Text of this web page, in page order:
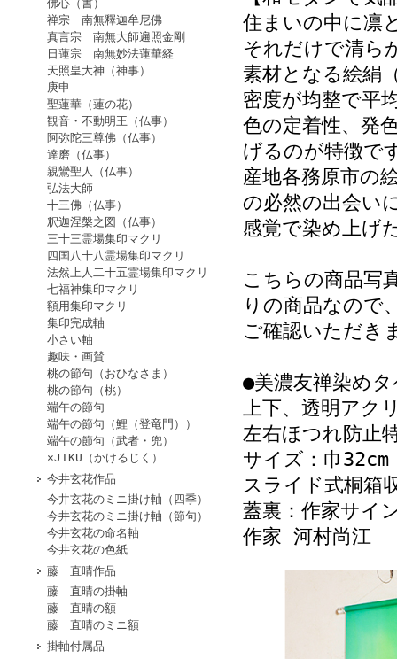
佛心（書）
禅宗 南無釋迦牟尼佛
真言宗 南無大師遍照金剛
日蓮宗 南無妙法蓮華経
天照皇大神（神事）
庚申
聖蓮華（蓮の花）
観音・不動明王（仏事）
阿弥陀三尊佛（仏事）
達磨（仏事）
親鸞聖人（仏事）
弘法大師
十三佛（仏事）
釈迦涅槃之図（仏事）
三十三霊場集印マクリ
四国八十八霊場集印マクリ
法然上人二十五霊場集印マクリ
七福神集印マクリ
額用集印マクリ
集印完成軸
小さい軸
趣味・画賛
桃の節句（おひなさま）
桃の節句（桃）
端午の節句
端午の節句（鯉（登竜門））
端午の節句（武者・兜）
×JIKU（かけるじく）
今井玄花作品
今井玄花のミニ掛け軸（四季）
今井玄花のミニ掛け軸（節句）
今井玄花の命名軸
今井玄花の色紙
藤 直晴作品
藤 直晴の掛軸
藤 直晴の額
藤 直晴のミニ額
掛軸付属品
住まいの中に凛
それだけで清ら
素材となる絵絹
密度が均整で平
色の定着性、発
げるのが特徴で
産地各務原市の
の必然の出会い
感覚で染め上げ
こちらの商品写
りの商品なので
ご確認いただき
●美濃友禅染め
上下、透明アク
左右ほつれ防止
サイズ：巾
スライド式桐箱
蓋裏：作家サイ
作家 河村尚江